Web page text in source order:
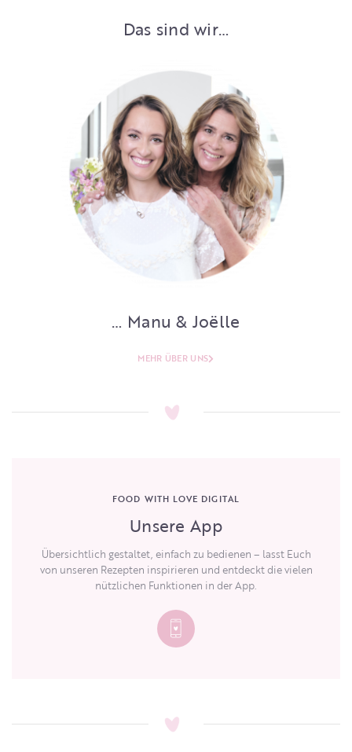
Das sind wir…
… Manu & Joëlle
MEHR ÜBER UNS
FOOD WITH LOVE DIGITAL
Unsere App
Übersichtlich gestaltet, einfach zu bedienen – lasst Euch
von unseren Rezepten inspirieren und entdeckt die vielen
nützlichen Funktionen in der App.